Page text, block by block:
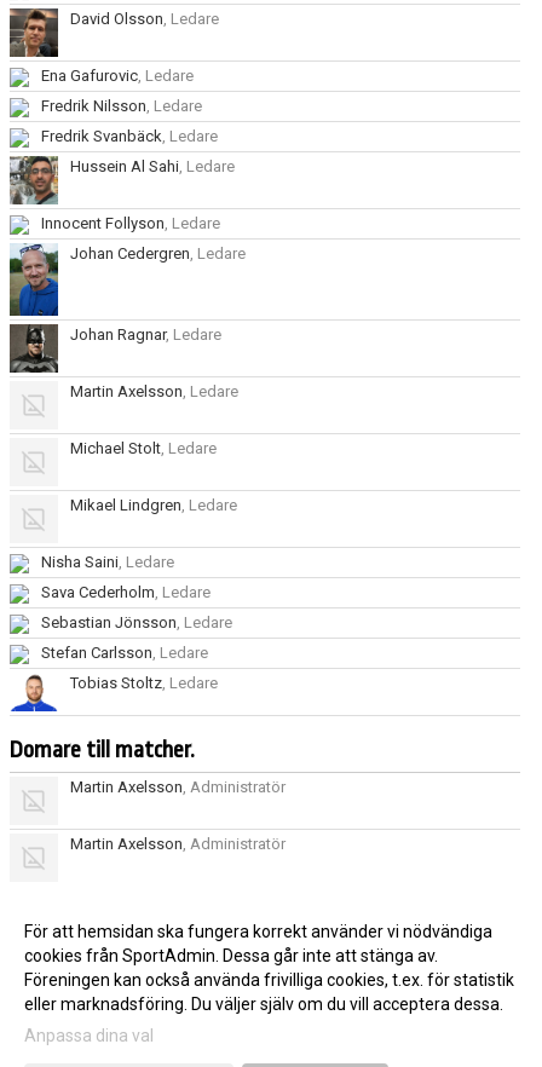
David Olsson, Ledare
Ena Gafurovic, Ledare
Fredrik Nilsson, Ledare
Fredrik Svanbäck, Ledare
Hussein Al Sahi, Ledare
Innocent Follyson, Ledare
Johan Cedergren, Ledare
Johan Ragnar, Ledare
Martin Axelsson, Ledare
Michael Stolt, Ledare
Mikael Lindgren, Ledare
Nisha Saini, Ledare
Sava Cederholm, Ledare
Sebastian Jönsson, Ledare
Stefan Carlsson, Ledare
Tobias Stoltz, Ledare
Domare till matcher.
Martin Axelsson, Administratör
Martin Axelsson, Administratör
Ulf Dahl, Administratör
För att hemsidan ska fungera korrekt använder vi nödvändiga
cookies från SportAdmin. Dessa går inte att stänga av.
Föreningen kan också använda frivilliga cookies, t.ex. för statistik
eller marknadsföring. Du väljer själv om du vill acceptera dessa.
Anpassa dina val